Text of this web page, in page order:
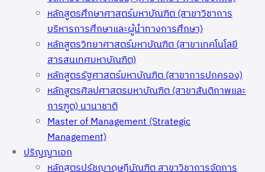
หลักสูตรศึกษาศาสตร์มหาบัณฑิต (สาขาวิชาการ
บริหารการศึกษาและผู้นำทางการศึกษา)
หลักสูตรวิทยาศาสตร์มหาบัณฑิต (สาขาเทคโนโลยี
สารสนเทศมหาบัณฑิต)
หลักสูตรรัฐศาสตร์มหาบัณฑิต (สาขาการปกครอง)
หลักสูตรศิลปศาสตรมหาบัณฑิต (สาขาสันติภาพและ
การฑูต) นานาชาติ
Master of Management (Strategic
Management)
ปริญญาเอก
หลักสูตรปรัชญาดุษฎีบัณฑิต สาขาวิชาการจัดการ